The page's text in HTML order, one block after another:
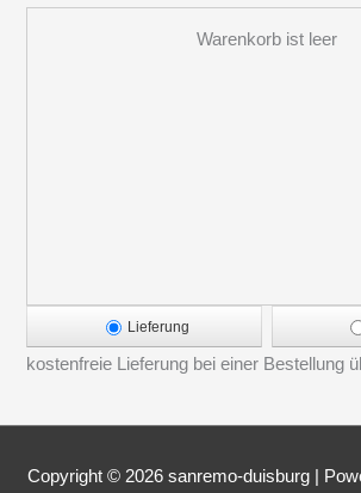
Warenkorb ist leer
Lieferung
kostenfreie Lieferung bei einer Bestellung
Copyright © 2026 sanremo-duisburg